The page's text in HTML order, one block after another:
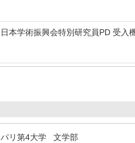
日本学術振興会特別研究員PD 受
パリ第4大学 文学部